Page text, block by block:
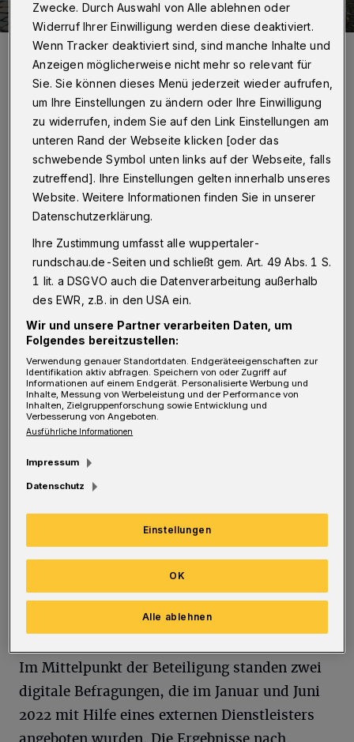
Auf diesem Abschnitt dürfen Autos nur noch in Ausnahmefällen
fahren.
D ie Friedrich-Ebert-Straße am
Laurentiusplatz ist seit knapp einem
Jahr für den motorisierten Verkehr gesperrt.
Die als Verkehrsversuch umgesetzte
Maßnahme wurde durch das Team
Bürgerbeteiligung der Stadt mit einem
Beteiligungsverfahren eng begleitet, um die
Meinung der betroffenen Anwohnerinnen und
Anwohner, Gastronominnen und
Gastronomen, Geschäftsleute sowie
Besucherinnen und Besuchern erfahren.
Das Ergebnis laut Stadt: „Weniger Anfahrten
mit dem Auto ins Luisenviertel, dafür mehr
Kritikpunkte von Geschäftsleuten: An zwei
mitgemacht und besonders die Atmosphäre in
der neuen kleinen Fußgängerzone und deren
Aufenthaltsqualität gelobt.“
Im Mittelpunkt der Beteiligung standen zwei
digitale Befragungen, die im Januar und Juni
2022 mit Hilfe eines externen Dienstleisters
Zwecke. Durch Auswahl von Alle ablehnen oder
Widerruf Ihrer Einwilligung werden diese deaktiviert.
Wenn Tracker deaktiviert sind, sind manche Inhalte und
Anzeigen möglicherweise nicht mehr so relevant für
Sie. Sie können dieses Menü jederzeit wieder aufrufen,
um Ihre Einstellungen zu ändern oder Ihre Einwilligung
zu widerrufen, indem Sie auf den Link Einstellungen am
unteren Rand der Webseite klicken [oder das
schwebende Symbol unten links auf der Webseite, falls
zutreffend]. Ihre Einstellungen gelten innerhalb unseres
Website. Weitere Informationen finden Sie in unserer
Datenschutzerklärung.
Ihre Zustimmung umfasst alle wuppertaler-
rundschau.de-Seiten und schließt gem. Art. 49 Abs. 1 S.
1 lit. a DSGVO auch die Datenverarbeitung außerhalb
des EWR, z.B. in den USA ein.
Wir und unsere Partner verarbeiten Daten, um
Folgendes bereitzustellen:
Verwendung genauer Standortdaten. Endgeräteeigenschaften zur
Identifikation aktiv abfragen. Speichern von oder Zugriff auf
Informationen auf einem Endgerät. Personalisierte Werbung und
Inhalte, Messung von Werbeleistung und der Performance von
Inhalten, Zielgruppenforschung sowie Entwicklung und
Verbesserung von Angeboten.
Ausführliche Informationen
Impressum
Datenschutz
Einstellungen
Alle ablehnen
OK